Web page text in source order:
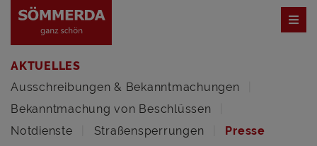
AKTUELLES
Ausschreibungen & Bekanntmachungen
Bekanntmachung von Beschlüssen
Notdienste
Straßensperrungen Presse